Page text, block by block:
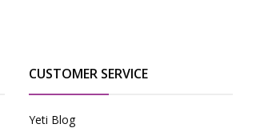
CUSTOMER SERVICE
Yeti Blog